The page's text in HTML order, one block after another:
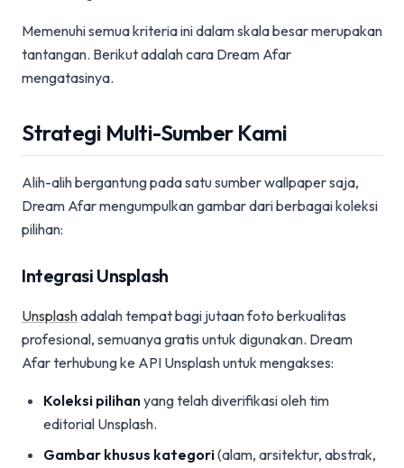
Memenuhi semua kriteria ini dalam skala besar merupakan
tantangan. Berikut adalah cara Dream Afar
mengatasinya.
Strategi Multi-Sumber Kami
Alih-alih bergantung pada satu sumber wallpaper saja,
Dream Afar mengumpulkan gambar dari berbagai koleksi
pilihan:
Integrasi Unsplash
Unsplashadalah tempat bagi jutaan foto berkualitas
profesional, semuanya gratis untuk digunakan. Dream
Afar terhubung ke API Unsplash untuk mengakses:
Koleksi pilihanyang telah diverifikasi oleh tim
editorial Unsplash.
Gambar khusus kategori(alam, arsitektur, abstrak,